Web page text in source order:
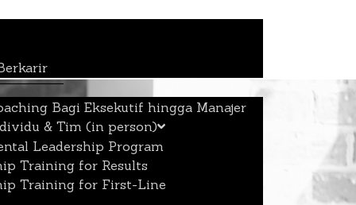
Bagi Eksekutif hingga Manajer
& Tim (in person)
Leadership Program
Training for Results
Training for First-Line